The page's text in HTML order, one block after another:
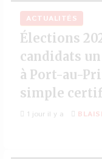
ACTUALITÉS
Élections
candidats
à Port-au-
simple
1 jour il y a